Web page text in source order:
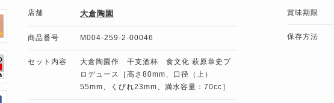
店舗 大倉陶園
商品番号 M004-259-2-00046
セット内容
大倉陶園作 干支酒杯 食文化 萩原章史プ
ロデュース［高さ80mm、口径（上）
55mm、くびれ23mm、満水容量：70cc］
賞味期限
保存方法